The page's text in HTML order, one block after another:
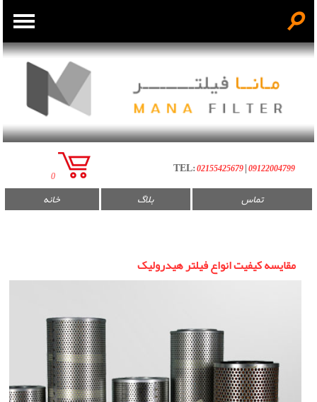
☌
فیلتر گازوئیل
فیلتر سپراتور
TEL:02155425679|09122004799
0
تماس بلاگ خانه
مقایسه کیفیت انواع فیلتر هیدرولیک